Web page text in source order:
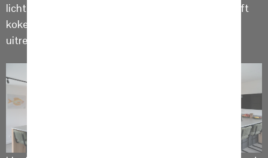
licht grijze kleur. De zwarte
geeft
kokend, warm en koud water met een handige
uitrekslang voor meer reikwijdte.